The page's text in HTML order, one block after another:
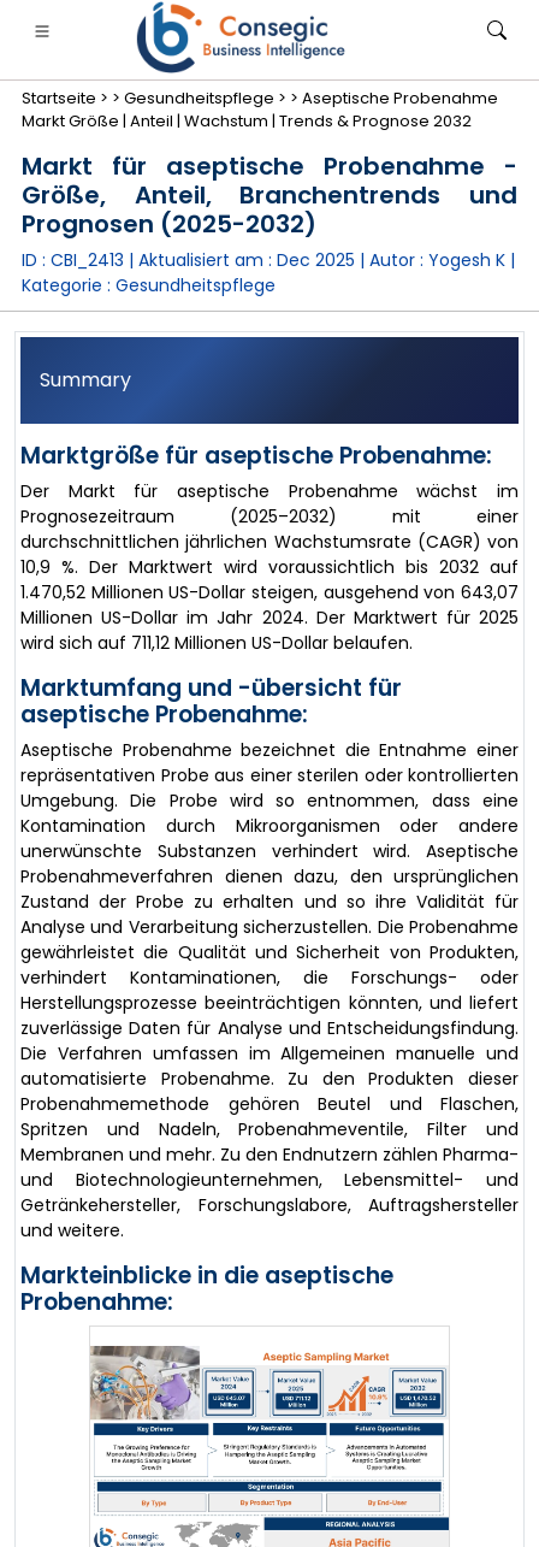
Finanzdienstleistungen und Versicherungen
• Konsumgüter • Energie und Strom
• Fallstudien
Startseite > > Gesundheitspflege > > Aseptische Probenahme
Markt Größe | Anteil | Wachstum | Trends & Prognose 2032
Markt für aseptische Probenahme -
Größe, Anteil, Branchentrends und
Prognosen (2025-2032)
ID : CBI_2413 | Aktualisiert am : Dec 2025 | Autor : Yogesh K|
Kategorie : Gesundheitspflege
Summary
Marktgröße für aseptische Probenahme:
Der Markt für aseptische Probenahme wächst im
Prognosezeitraum (2025–2032) mit einer
durchschnittlichen jährlichen Wachstumsrate (CAGR) von
10,9 %. Der Marktwert wird voraussichtlich bis 2032 auf
1.470,52 Millionen US-Dollar steigen, ausgehend von 643,07
Millionen US-Dollar im Jahr 2024. Der Marktwert für 2025
wird sich auf 711,12 Millionen US-Dollar belaufen.
Marktumfang und -übersicht für
aseptische Probenahme:
Aseptische Probenahme bezeichnet die Entnahme einer
repräsentativen Probe aus einer sterilen oder kontrollierten
Umgebung. Die Probe wird so entnommen, dass eine
Kontamination durch Mikroorganismen oder andere
unerwünschte Substanzen verhindert wird. Aseptische
Probenahmeverfahren dienen dazu, den ursprünglichen
Zustand der Probe zu erhalten und so ihre Validität für
Analyse und Verarbeitung sicherzustellen. Die Probenahme
gewährleistet die Qualität und Sicherheit von Produkten,
verhindert Kontaminationen, die Forschungs- oder
Herstellungsprozesse beeinträchtigen könnten, und liefert
zuverlässige Daten für Analyse und Entscheidungsfindung.
Die Verfahren umfassen im Allgemeinen manuelle und
automatisierte Probenahme. Zu den Produkten dieser
Probenahmemethode gehören Beutel und Flaschen,
Spritzen und Nadeln, Probenahmeventile, Filter und
Membranen und mehr. Zu den Endnutzern zählen Pharma-
und Biotechnologieunternehmen, Lebensmittel- und
Getränkehersteller, Forschungslabore, Auftragshersteller
und weitere.
Markteinblicke in die aseptische
Probenahme: